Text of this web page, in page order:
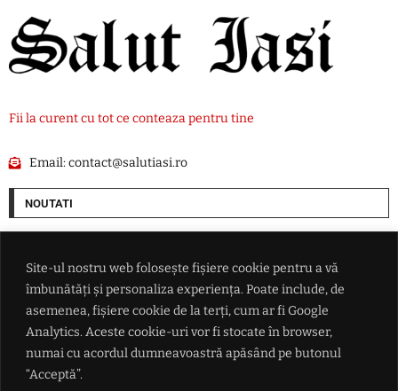
Site-ul nostru web folosește fișiere cookie pentru a vă
îmbunătăți și personaliza experiența. Poate include, de
asemenea, fișiere cookie de la terți, cum ar fi Google
Analytics. Aceste cookie-uri vor fi stocate în browser,
numai cu acordul dumneavoastră apăsând pe butonul
“Acceptă”.
Fii la curent cu tot ce conteaza pentru tine
Email:contact@salutiasi.ro
NOUTATI
de foc, în următoarele zile
Intel lansează o vânzare de acţiuni de 15 miliarde de dolari
Schimbare majoră în vaccinarea copiilor din SUA: Trump reduce
imunizările și vrea separarea vaccinului ROR